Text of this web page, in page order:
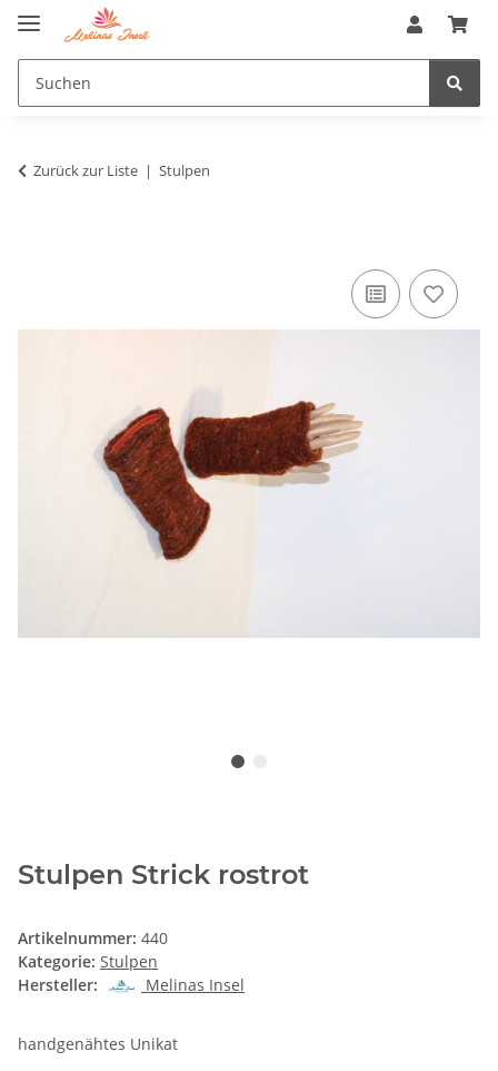
Zurück zur Liste Stulpen
Stulpen Strick rostrot
Artikelnummer: 440
Kategorie: Stulpen
Hersteller:
Melinas Insel
handgenähtes Unikat